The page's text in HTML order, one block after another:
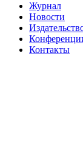
Журнал
Новости
Контакты